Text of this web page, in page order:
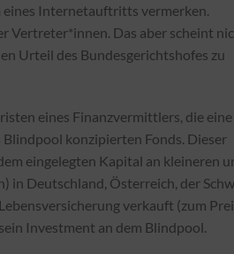
Internetauftritts vermerken.
Vertreter*innen. Das aber scheint
Urteil des Bundesgerichtshofes zu
eines Finanzvermittlers, die eine
Blindpool konzipierten Fonds. Dieser
eingelegten Kapital an kleineren
Deutschland, Österreich, der
verkauft (zum
Investment an dem Blindpool.